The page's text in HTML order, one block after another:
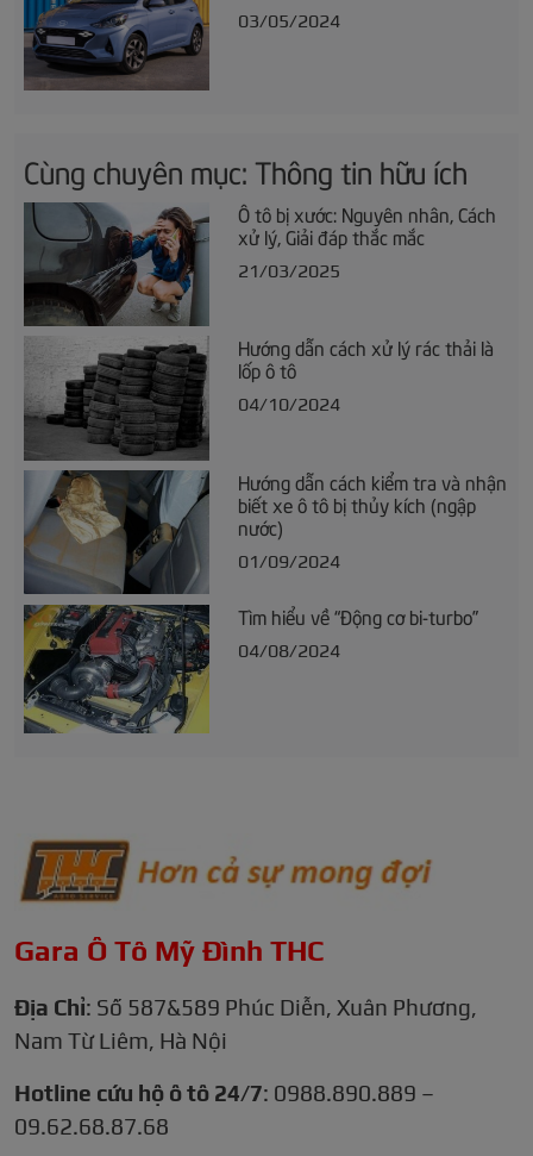
03/05/2024
Cùng chuyên mục: Thông tin hữu ích
Ô tô bị xước: Nguyên nhân, Cách
xử lý, Giải đáp thắc mắc
21/03/2025
Hướng dẫn cách xử lý rác thải là
lốp ô tô
04/10/2024
Hướng dẫn cách kiểm tra và nhận
biết xe ô tô bị thủy kích (ngập
nước)
01/09/2024
Tìm hiểu về “Động cơ bi-turbo”
04/08/2024
Gara Ô Tô Mỹ Đình THC
Địa Chỉ: Số 587&589 Phúc Diễn, Xuân Phương,
Nam Từ Liêm, Hà Nội
Hotline cứu hộ ô tô 24/7: 0988.890.889 –
09.62.68.87.68